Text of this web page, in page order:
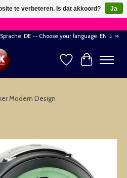
×
DE -- Choose your language: EN ⇓ ⇒
Verlanglijst
Modern Design
Items
te verbeteren. Is dat akkoord?
Ja